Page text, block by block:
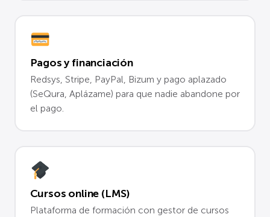
Pagos y financiación
Redsys, Stripe, PayPal, Bizum y pago aplazado
(SeQura, Aplázame) para que nadie abandone por
el pago.
Cursos online (LMS)
Plataforma de formación con gestor de cursos